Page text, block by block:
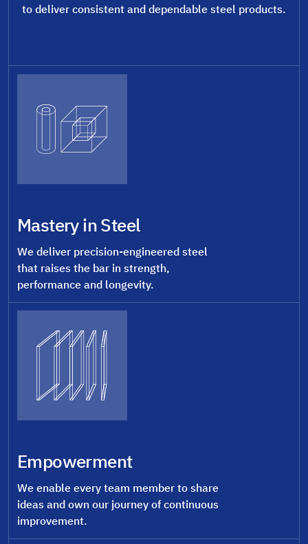
to deliver consistent and dependable steel products.
Mastery in Steel
We deliver precision-engineered steel
that raises the bar in strength,
performance and longevity.
Empowerment
We enable every team member to share
ideas and own our journey of continuous
improvement.